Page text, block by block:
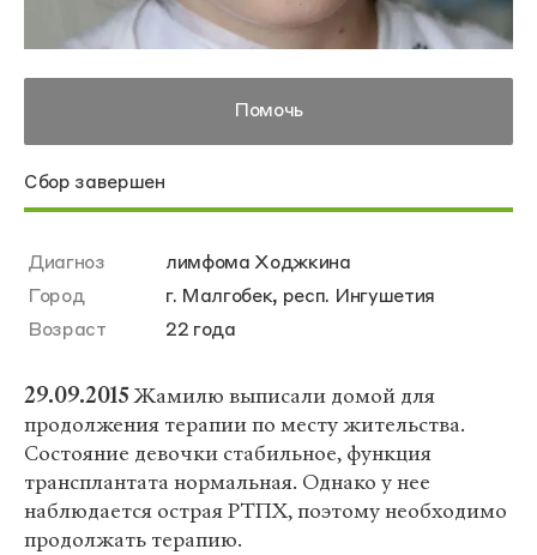
Помочь
Сбор завершен
Диагноз
лимфома Ходжкина
Город
г. Малгобек, респ. Ингушетия
Возраст
22 года
29.09.2015Жамилю выписали домой для
продолжения терапии по месту жительства.
Состояние девочки стабильное, функция
трансплантата нормальная. Однако у нее
наблюдается острая РТПХ, поэтому необходимо
продолжать терапию.